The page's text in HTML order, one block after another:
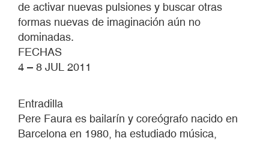
de activar nuevas pulsiones y buscar otras
formas nuevas de imaginación aún no
dominadas.
FECHAS
4 – 8 JUL 2011
Entradilla
Pere Faura es bailarín y coreógrafo nacido en
Barcelona en 1980, ha estudiado música,